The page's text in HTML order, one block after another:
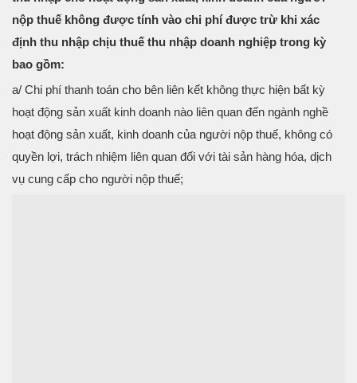
nộp thuế không được tính vào chi phí được trừ khi xác
định thu nhập chịu thuế thu nhập doanh nghiệp trong kỳ
bao gồm:
a/ Chi phí thanh toán cho bên liên kết không thực hiện bất kỳ
hoạt động sản xuất kinh doanh nào liên quan đến ngành nghề
hoạt động sản xuất, kinh doanh của người nộp thuế, không có
quyền lợi, trách nhiệm liên quan đối với tài sản hàng hóa, dịch
vụ cung cấp cho người nộp thuế;